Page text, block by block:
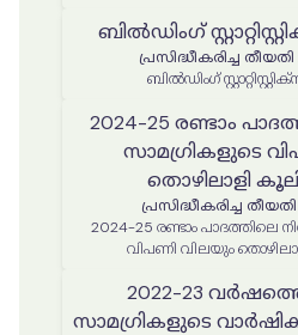
ബില്‍ഡിംഗ്
പ്രസിദ്ധീകരിച്ച തീയതി
2024-25 രണ്ടാം
സാമഗ്രികളുടെ
തൊഴിലാളി
പ്രസിദ്ധീകരിച്ച തീയതി
2024-25 രണ്ടാം പാദത്തിലെ
വിപണി വിലയും
2022-23
സാമഗ്രികളുടെ